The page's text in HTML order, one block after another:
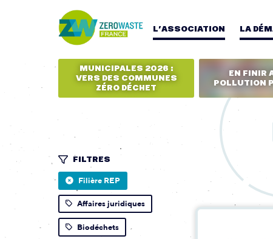
L’ASSOCIATION LA
MUNICIPALES 2026 :
VERS DES COMMUNES
ZÉRO DÉCHET
EN FINIR
POLLUTION
FILTRES
Filière REP
Affaires juridiques
Biodéchets